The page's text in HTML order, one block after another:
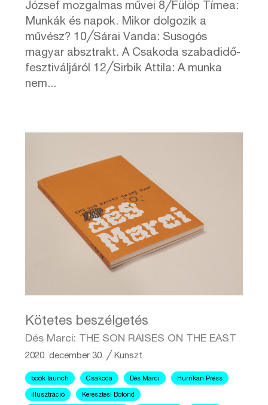
József mozgalmas művei 8╱Fülöp Tímea:
Munkák és napok. Mikor dolgozik a
művész? 10╱Sárai Vanda: Susogós
magyar absztrakt. A Csakoda szabadidő-
fesztiváljáról 12╱Sirbik Attila: A munka
nem...
Kötetes beszélgetés
Dés Marci: THE SON RAISES ON THE EAST
2020. december 30. ╱ Kunszt
book launch Csakoda Dés Marci Hurrikan Press
illusztráció Keresztesi Botond